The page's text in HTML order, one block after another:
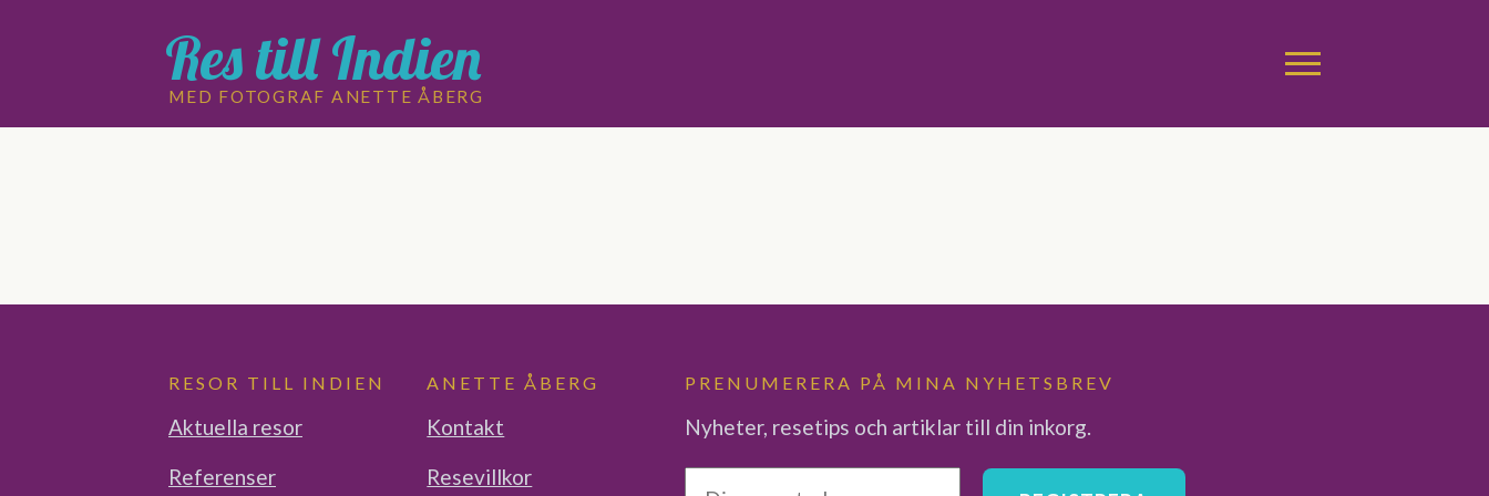
Res till Indien
MED FOTOGRAF ANETTE ÅBERG
RESOR TILL INDIEN
Aktuella resor
Referenser
ANETTE ÅBERG
Kontakt
Resevillkor
PRENUMERERA PÅ MINA NYHETSBREV
Nyheter, resetips och artiklar till din inkorg.